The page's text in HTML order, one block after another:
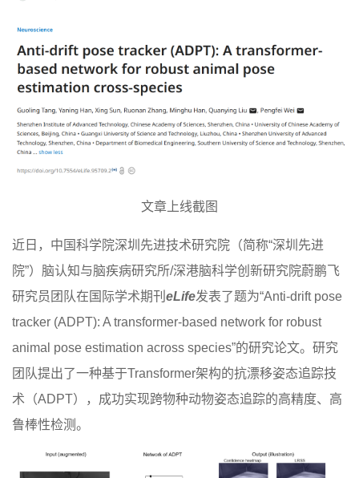
文章上线截图
近日，中国科学院深圳先进技术研究院（简称“深圳先进
院”）脑认知与脑疾病研究所/深港脑科学创新研究院蔚鹏飞
研究员团队在国际学术期刊 eLife发表了题为“Anti-drift pose
tracker (ADPT): A transformer-based network for robust
animal pose estimation across species”的研究论文。研究
团队提出了一种基于Transformer架构的抗漂移姿态追踪技
术（ADPT），成功实现跨物种动物姿态追踪的高精度、高
鲁棒性检测。